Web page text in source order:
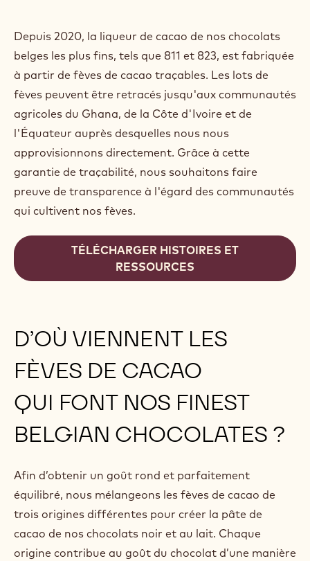
Depuis 2020, la liqueur de cacao de nos chocolats
belges les plus fins, tels que 811 et 823, est fabriquée
à partir de fèves de cacao traçables. Les lots de
fèves peuvent être retracés jusqu'aux communautés
agricoles du Ghana, de la Côte d'Ivoire et de
l'Équateur auprès desquelles nous nous
approvisionnons directement. Grâce à cette
garantie de traçabilité, nous souhaitons faire
preuve de transparence à l'égard des communautés
qui cultivent nos fèves.
TÉLÉCHARGER HISTOIRES ET
RESSOURCES
D’OÙ VIENNENT LES
FÈVES DE CACAO
QUI FONT NOS FINEST
BELGIAN CHOCOLATES ?
Afin d’obtenir un goût rond et parfaitement
équilibré, nous mélangeons les fèves de cacao de
trois origines différentes pour créer la pâte de
cacao de nos chocolats noir et au lait. Chaque
origine contribue au goût du chocolat d’une manière